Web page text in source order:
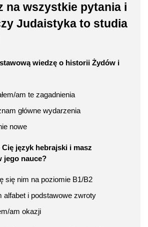
na wszystkie pytania i
Judaistyka to studia
wiedzę o historii Żydów i
am te zagadnienia
główne wydarzenia
nowe
język hebrajski i masz
jego nauce?
się nim na poziomie B1/B2
alfabet i podstawowe zwroty
am okazji